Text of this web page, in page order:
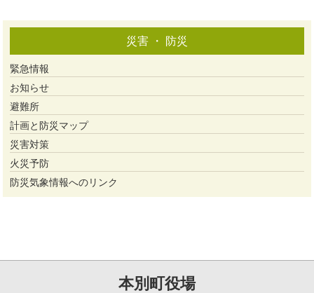
災害 ・ 防災
緊急情報
お知らせ
避難所
計画と防災マップ
災害対策
火災予防
防災気象情報へのリンク
本別町役場